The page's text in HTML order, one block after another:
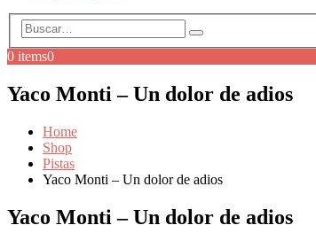
0 items0
Yaco Monti – Un dolor de adios
Home
Shop
Pistas
Yaco Monti – Un dolor de adios
Yaco Monti – Un dolor de adios